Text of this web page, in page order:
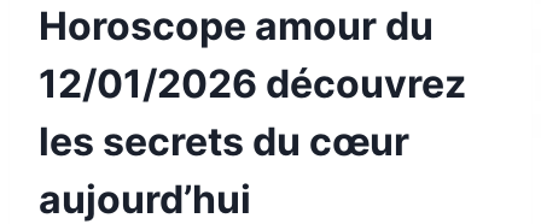
Horoscope amour du
12/01/2026 découvrez
les secrets du cœur
aujourd’hui